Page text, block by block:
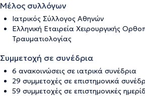
Μέλος συλλόγων
Ιατρικός Σύλλογος Αθηνών
Ελληνική Εταιρεία Χειρουργικής
Τραυματιολογίας
Συμμετοχή σε συνέδρια
6 ανακοινώσεις σε ιατρικά συνέδρια
29 συμμετοχές σε επιστημονικά
59 συμμετοχές σε επιστημονικές